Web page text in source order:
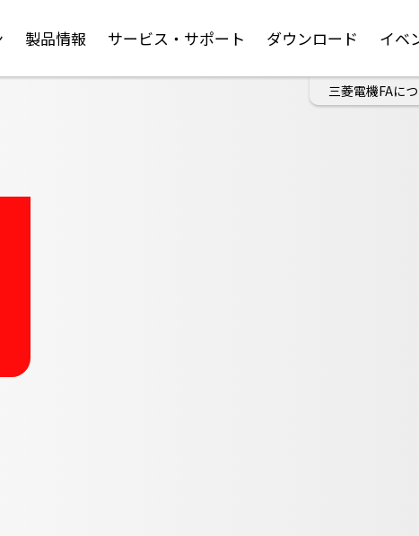
製品情報 サービス・サポート ダウンロード イベ
三菱電機FAに